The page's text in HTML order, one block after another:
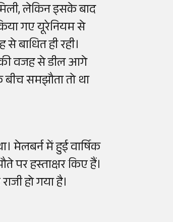
लेकिन इसके बाद
गए यूरेनियम से
बाधित ही रही।
की वजह से डील आगे
बीच समझौता तो था
मेलबर्न में हुई वार्षिक
पर हस्ताक्षर किए हैं।
हो गया है।